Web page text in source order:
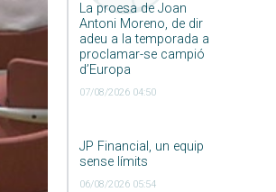
La proesa de Joan
Antoni Moreno, de dir
adeu a la temporada a
proclamar-se campió
d’Europa
07/08/2026 04:50
JP Financial, un equip
sense límits
06/08/2026 05:54